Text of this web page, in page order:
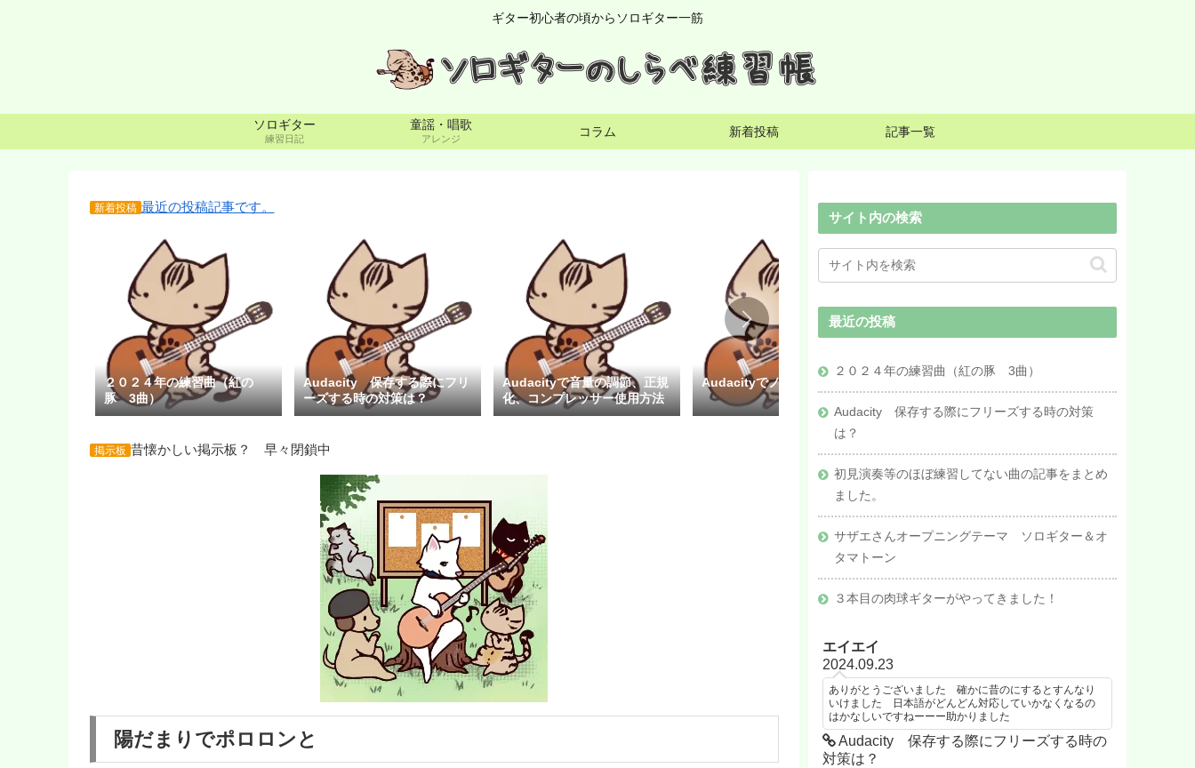
ギター初心者の頃からソロギター一筋
ソロギター
練習日記
童謡・唱歌
アレンジ コラム 新着投稿 記事一覧
新着投稿 最近の投稿記事です。
２０２４年の練習曲（紅の
豚 3曲）
Audacity 保存する際にフリ
ーズする時の対策は？
Audacityで音量の調節、正規
化、コンプレッサー使用方法
Audacityでノイズの除去
Audacityの基本的な編集作業
（録音、切り取り、ステレオ
化等）
掲示板 昔懐かしい掲示板？ 早々閉鎖中
陽だまりでポロロンと
サイト内の検索
最近の投稿
２０２４年の練習曲（紅の豚 3曲）
Audacity 保存する際にフリーズする時の対策
は？
初見演奏等のほぼ練習してない曲の記事をまとめ
ました。
サザエさんオープニングテーマ ソロギター＆オ
タマトーン
３本目の肉球ギターがやってきました！
エイエイ
2024.09.23
ありがとうございました 確かに昔のにするとすんなり
いけました 日本語がどんどん対応していかなくなるの
はかなしいですねーーー助かりました
Audacity 保存する際にフリーズする時の
対策は？